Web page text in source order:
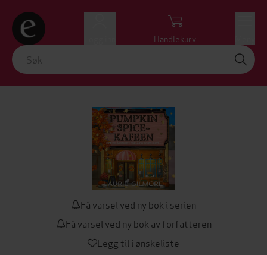
Handlekurv
Få varsel ved ny bok i serien
Få varsel ved ny bok av forfatteren
Legg til i ønskeliste